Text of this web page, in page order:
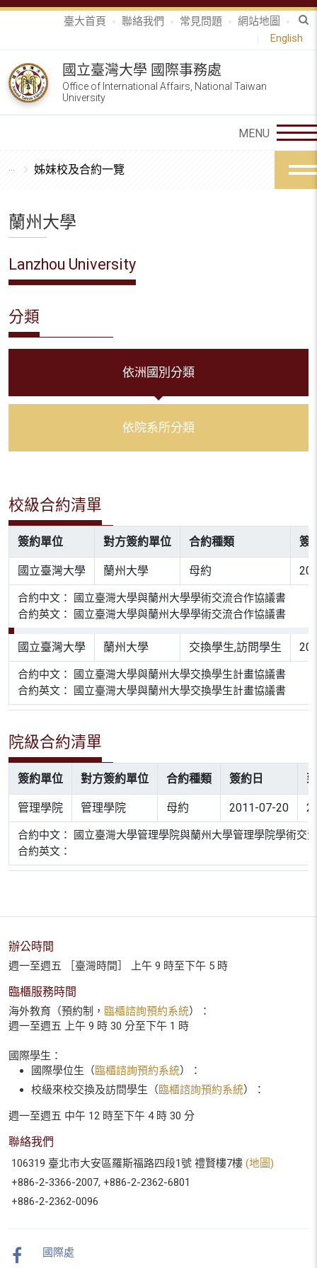
臺大首頁 聯絡我們 常見問題
網站地圖
English
國立臺灣大學 國際事務處
Office of International Affairs, National Taiwan
University
姊妹校及合約一覽
蘭州大學
Lanzhou University
分類
依洲國別分類
依院系所分類
校級合約清單
簽約單位 對方簽約單位 合約種類 簽
國立臺灣大學 蘭州大學 母約
合約中文： 國立臺灣大學與蘭州大學學術交流合作協議書
合約英文： 國立臺灣大學與蘭州大學學術交流合作協議書
國立臺灣大學 蘭州大學 交換學生,訪問學生
合約中文： 國立臺灣大學與蘭州大學交換學生計畫協議書
合約英文： 國立臺灣大學與蘭州大學交換學生計畫協議書
院級合約清單
簽約單位 對方簽約單位 合約種類 簽約日
管理學院 管理學院 母約 2011-07-20
合約中文： 國立臺灣大學管理學院與蘭州大學管理學院學術交
合約英文：
辦公時間
週一至週五 ［臺灣時間］ 上午 9 時至下午 5 時
臨櫃服務時間
海外教育（預約制， 臨櫃諮詢預約系統）：
週一至週五 上午 9 時 30 分至下午 1 時
國際學生：
國際學位生（臨櫃諮詢預約系統）：
校級來校交換及訪問學生（臨櫃諮詢預約系統）：
週一至週五 中午 12 時至下午 4 時 30 分
聯絡我們
106319 臺北市大安區羅斯福路四段1號 禮賢樓7樓 (地圖)
+886-2-3366-2007, +886-2-2362-6801
+886-2-2362-0096
國際處